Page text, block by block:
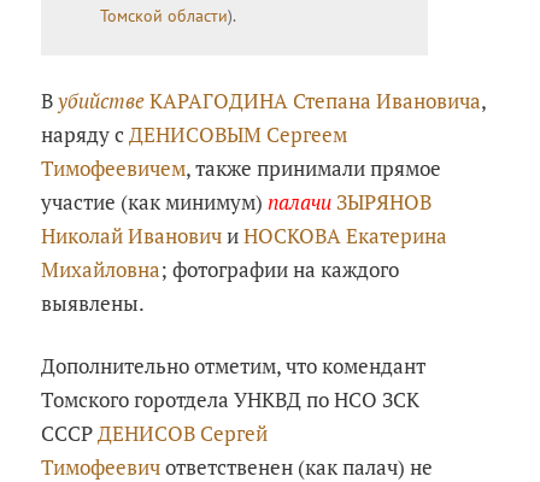
Томской области).
ВубийствеКАРАГОДИНА Степана Ивановича,
наряду сДЕНИСОВЫМ Сергеем
Тимофеевичем, также принимали прямое
участие (как минимум)палачи ЗЫРЯНОВ
Николай ИвановичиНОСКОВА Екатерина
Михайловна; фотографии на каждого
выявлены.
Дополнительно отметим, что комендант
Томского горотдела УНКВД по НСО ЗСК
СССРДЕНИСОВ Сергей
Тимофеевичответственен (как палач) не